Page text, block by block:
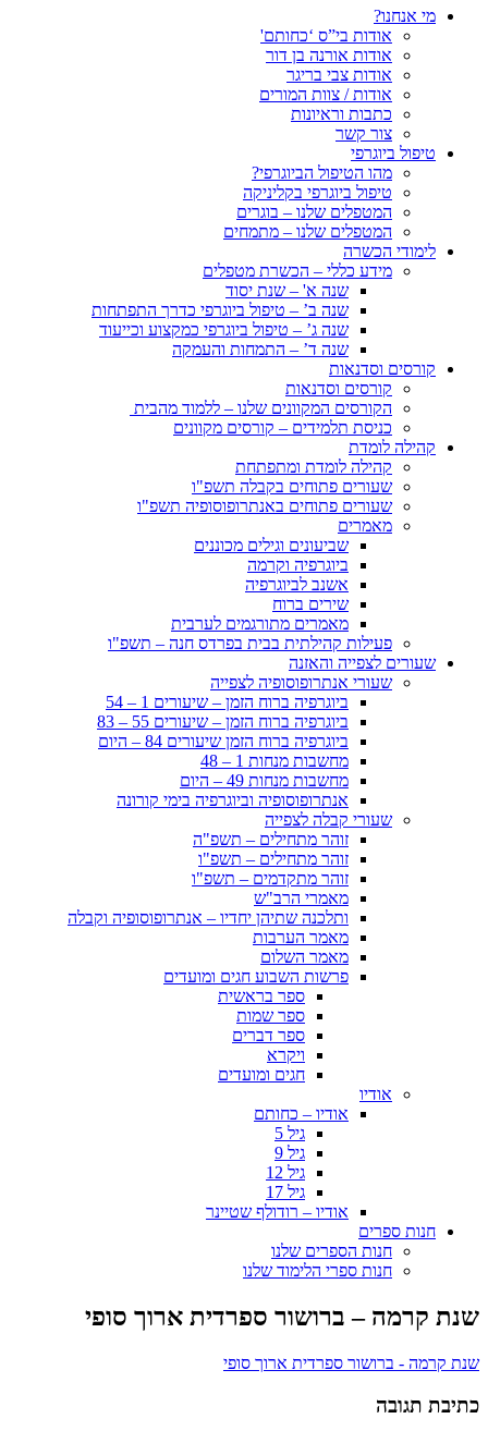
מי אנחנו?
אודות בי”ס ‘כחותם'
אודות אורנה בן דור
אודות צבי בריגר
אודות / צוות המורים
כתבות וראיונות
צור קשר
טיפול ביוגרפי
מהו הטיפול הביוגרפי?
טיפול ביוגרפי בקליניקה
המטפלים שלנו – בוגרים
המטפלים שלנו – מתמחים
לימודי הכשרה
מידע כללי – הכשרת מטפלים
שנה א' – שנת יסוד
שנה ב’ – טיפול ביוגרפי כדרך התפתחות
שנה ג’ – טיפול ביוגרפי כמקצוע וכייעוד
שנה ד’ – התמחות והעמקה
קורסים וסדנאות
קורסים וסדנאות
הקורסים המקוונים שלנו – ללמוד מהבית
כניסת תלמידים – קורסים מקוונים
קהילה לומדת
קהילה לומדת ומתפתחת
שעורים פתוחים בקבלה תשפ"ו
שעורים פתוחים באנתרופוסופיה תשפ"ו
מאמרים
שביעונים וגילים מכוננים
ביוגרפיה וקרמה
אשנב לביוגרפיה
שירים ברוח
מאמרים מתורגמים לערבית
פעילות קהילתית בבית בפרדס חנה – תשפ"ו
שעורים לצפייה והאזנה
שעורי אנתרופוסופיה לצפייה
ביוגרפיה ברוח הזמן – שיעורים 1 – 54
ביוגרפיה ברוח הזמן – שיעורים 55 – 83
ביוגרפיה ברוח הזמן שיעורים 84 – היום
מחשבות מנחות 1 – 48
מחשבות מנחות 49 – היום
אנתרופוסופיה וביוגרפיה בימי קורונה
שעורי קבלה לצפייה
זוהר מתחילים – תשפ"ה
זוהר מתחילים – תשפ"ו
זוהר מתקדמים – תשפ"ו
מאמרי הרב"ש
ותלכנה שתיהן יחדיו – אנתרופוסופיה וקבלה
מאמר הערבות
מאמר השלום
פרשות השבוע חגים ומועדים
ספר בראשית
ספר שמות
ספר דברים
ויקרא
חגים ומועדים
אודיו
אודיו – כחותם
גיל 5
גיל 9
גיל 12
גיל 17
אודיו – רודולף שטיינר
חנות ספרים
חנות הספרים שלנו
חנות ספרי הלימוד שלנו
שנת קרמה – ברושור ספרדית ארוך סופי
שנת קרמה - ברושור ספרדית ארוך סופי
כתיבת תגובה